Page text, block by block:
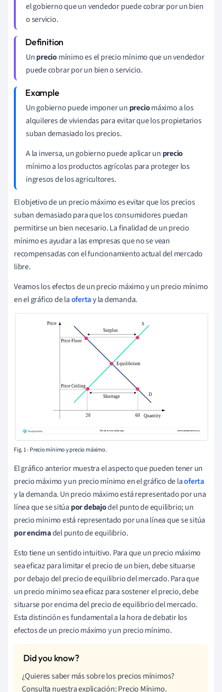
el gobierno que un vendedor puede cobrar por un bien
o servicio.
Unpreciomínimo es el precio mínimo que un vendedor
puede cobrar por un bien o servicio.
Un gobierno puede imponer un preciomáximo a los
alquileres de viviendas para evitar que los propietarios
suban demasiado los precios.
A la inversa, un gobierno puede aplicar un precio
mínimo a los productos agrícolas para proteger los
ingresos de los agricultores.
El objetivo de un precio máximo es evitar que los precios
suban demasiado para que los consumidores puedan
permitirse un bien necesario. La finalidad de un precio
mínimo es ayudar a las empresas que no se vean
recompensadas con el funcionamiento actual del mercado
libre.
Veamos los efectos de un precio máximo y un precio mínimo
en el gráfico de laofertay la demanda.
Fig. 1 - Precio mínimo y precio máximo.
El gráfico anterior muestra el aspecto que pueden tener un
precio máximo y un precio mínimo en el gráfico de laoferta
y la demanda. Un precio máximo está representado por una
línea que se sitúa por debajodel punto de equilibrio; un
precio mínimo está representado por una línea que se sitúa
por encimadel punto de equilibrio.
Esto tiene un sentido intuitivo. Para que un precio máximo
sea eficaz para limitar el precio de un bien, debe situarse
por debajo del precio de equilibrio del mercado. Para que
un precio mínimo sea eficaz para sostener el precio, debe
situarse por encima del precio de equilibrio del mercado.
Esta distinción es fundamental a la hora de debatir los
efectos de un precio máximo y un precio mínimo.
¿Quieres saber más sobre los precios mínimos?
Consulta nuestra explicación: Precio Mínimo.